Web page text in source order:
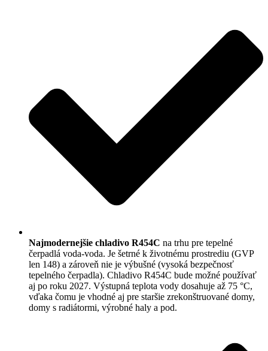
Najmodernejšie chladivo R454C na trhu pre tepelné
čerpadlá voda-voda. Je šetrné k životnému prostrediu (GVP
len 148) a zároveň nie je výbušné (vysoká bezpečnosť
tepelného čerpadla). Chladivo R454C bude možné používať
aj po roku 2027. Výstupná teplota vody dosahuje až 75 °C,
vďaka čomu je vhodné aj pre staršie zrekonštruované domy,
domy s radiátormi, výrobné haly a pod.